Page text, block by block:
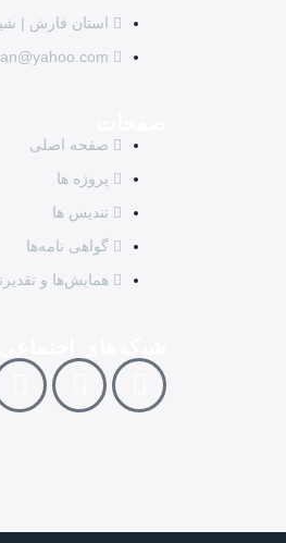
استان فارش |
صفحه اصلی
پروژه ها
تندیس ها
گواهی نامه‌ها
همایش‌ها و